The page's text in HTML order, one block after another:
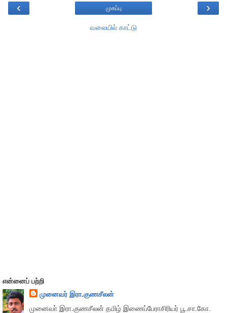
‹ ›
முகப்பு
வலையில் காட்டு
என்னைப் பற்றி
முனைவர் இரா.குணசீலன்
முனைவா் இரா.குணசீலன் தமிழ் இணைப்பேராசிரியர் பூ.சா.கோ.